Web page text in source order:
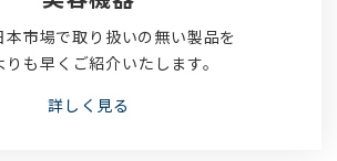
本市場で取り扱いの無い製品を
りも早くご紹介いたします。
詳しく見る